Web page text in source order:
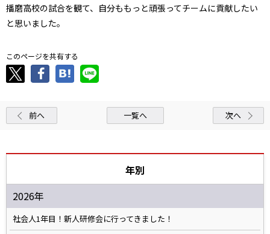
播磨高校の試合を観て、自分ももっと頑張ってチームに貢献したい
と思いました。
このページを共有する
前へ 一覧へ 次へ
年別
2026年
社会人1年目！新人研修会に行ってきました！